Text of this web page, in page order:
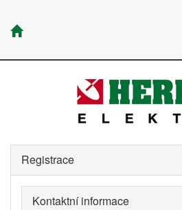
Registrace
Kontaktní informace